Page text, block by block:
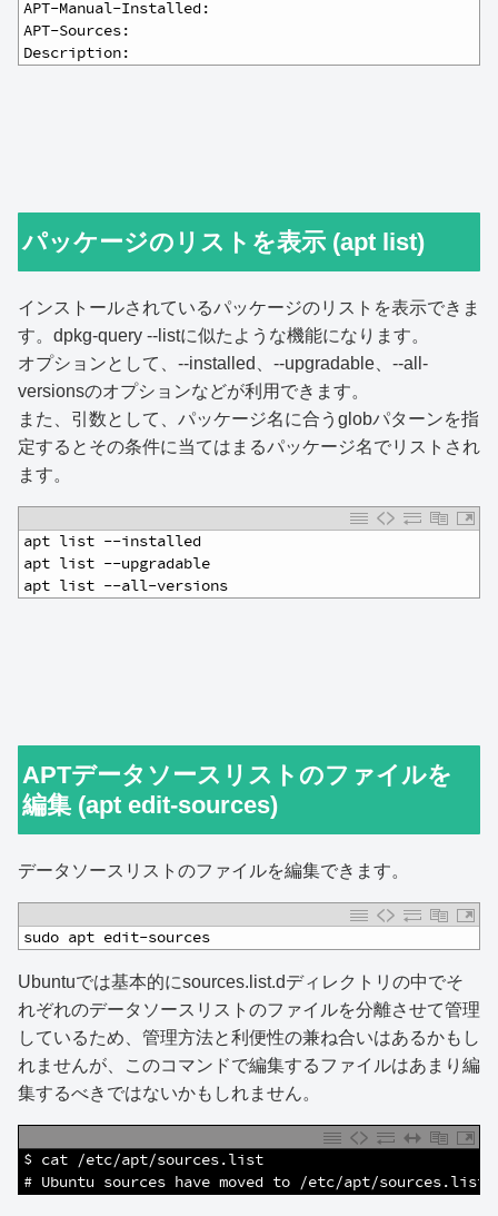
APT-Manual-Installed:
APT-Sources:
Description:
パッケージのリストを表示 (apt list)
インストールされているパッケージのリストを表示できま
す。dpkg-query --listに似たような機能になります。
オプションとして、--installed、--upgradable、--all-
versionsのオプションなどが利用できます。
また、引数として、パッケージ名に合うglobパターンを指
定するとその条件に当てはまるパッケージ名でリストされ
ます。
apt list --installed
apt list --upgradable
apt list --all-versions
APTデータソースリストのファイルを
編集 (apt edit-sources)
データソースリストのファイルを編集できます。
sudo apt edit-sources
Ubuntuでは基本的にsources.list.dディレクトリの中でそ
れぞれのデータソースリストのファイルを分離させて管理
しているため、管理方法と利便性の兼ね合いはあるかもし
れませんが、このコマンドで編集するファイルはあまり編
集するべきではないかもしれません。
$ cat /etc/apt/sources.list
# Ubuntu sources have moved to /etc/apt/